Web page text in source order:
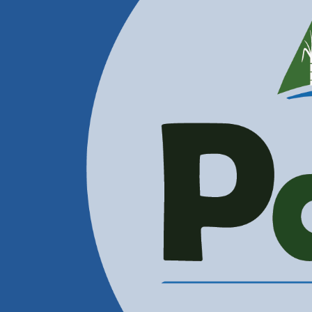
Correos Electrónicos